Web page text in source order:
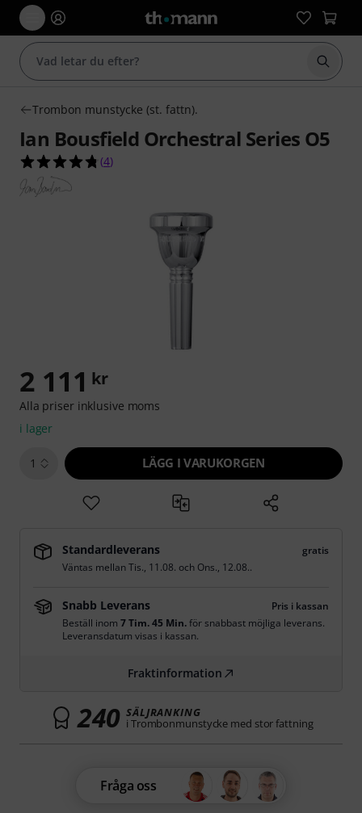
Börja
Trombon munstycke (st. fattn).
Ian Bousfield Orchestral Series O5
4.8 av 5 stjärnor från 4 kundbetyg
(4)
2 111 kr
Alla priser inklusive moms
i lager
1 LÄGG I VARUKORGEN
Standardleverans
gratis
Väntas mellanTis., 11.08. och Ons., 12.08..
Snabb Leverans
Pris i kassan
Beställ inom 7 Tim. 45 Min.för snabbast möjliga leverans.
Leveransdatum visas i kassan.
Fraktinformation
240 SÄLJRANKING
i Trombonmunstycke med stor fattning
Fråga oss